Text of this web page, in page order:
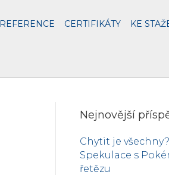
REFERENCE CERTIFIKÁTY KE
Nejnovější
Chytit je
Spekulace s
řetězu